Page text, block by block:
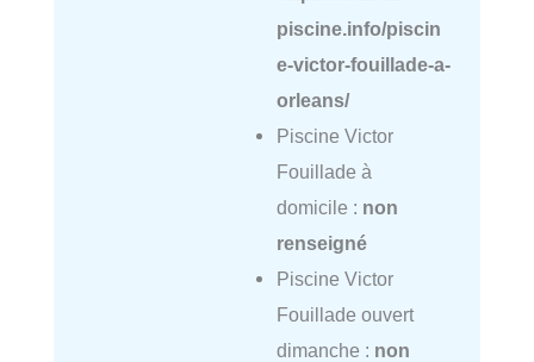
piscine.info/piscin
e-victor-fouillade-a-
orleans/
Piscine Victor
Fouillade à
domicile : non
renseigné
Piscine Victor
Fouillade ouvert
dimanche : non